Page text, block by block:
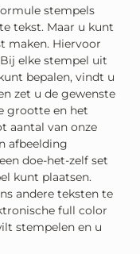
stempels
tekst. Maar u kunt
maken. Hiervoor
elke stempel uit
bepalen, vindt u
zet u de gewenste
grootte en het
aantal van onze
afbeelding
doe-het-zelf set
kunt plaatsen.
andere teksten te
full color
stempelen en u